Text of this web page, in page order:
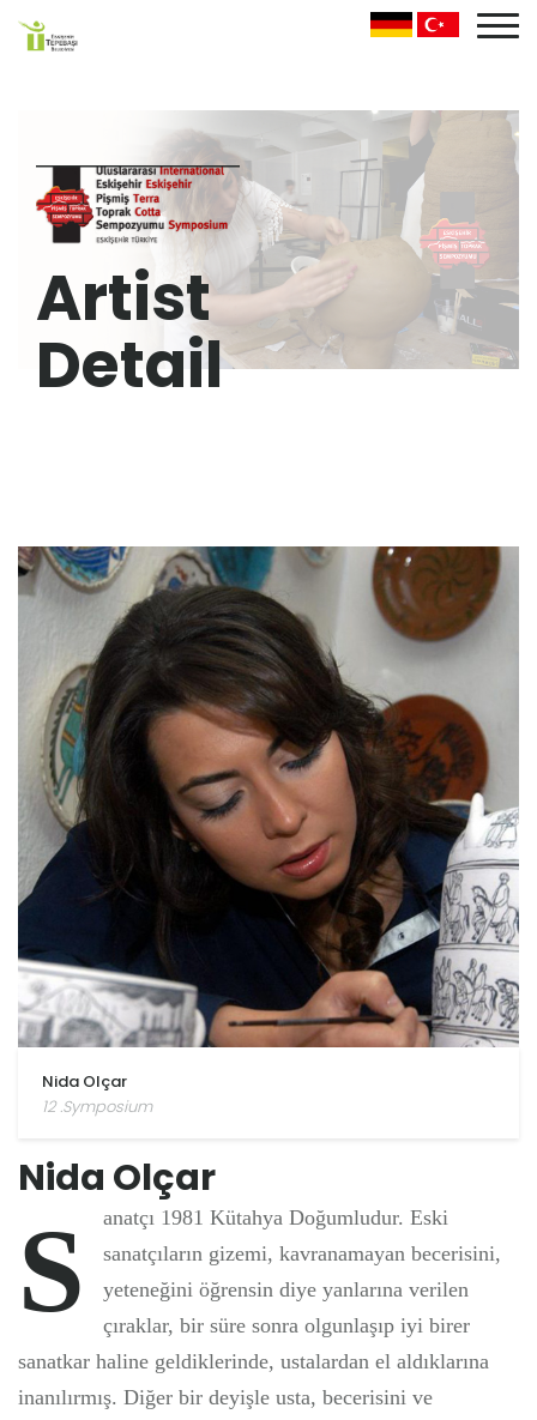
Artist
Detail
Nida Olçar
12 .Symposium
Nida Olçar
Sanatçı 1981 Kütahya Doğumludur. Eski
sanatçıların gizemi, kavranamayan becerisini,
yeteneğini öğrensin diye yanlarına verilen
çıraklar, bir süre sonra olgunlaşıp iyi birer
sanatkar haline geldiklerinde, ustalardan el aldıklarına
inanılırmış. Diğer bir deyişle usta, becerisini ve